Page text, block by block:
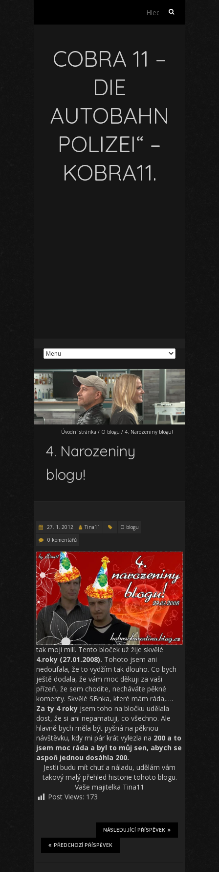
Vyhledávání
COBRA 11 –
DIE
AUTOBAHN
POLIZEI“ –
KOBRA11.
Úvodní stránka / O blogu / 4. Narozeniny blogu!
4. Narozeniny
blogu!
27. 1. 2012 Tina11
O blogu
0 komentářů
tak moji milí. Tento bloček už žije skvělé
4.roky (27.01.2008). Tohoto jsem ani
nedoufala, že to vydžím tak dlouho. Co bych
ještě dodala, že vám moc děkuji za vaši
přízeň, že sem chodíte, necháváte pěkné
komenty. Skvělé SBnka, které mám ráda,….
Za ty 4 roky jsem toho na bločku udělala
dost, že si ani nepamatuji, co všechno. Ale
hlavně bych měla být pyšná na pěknou
návštěvku, kdy mi pár krát vylezla na 200 a to
jsem moc ráda a byl to můj sen, abych se
aspoň jednou dosáhla 200.
Jestli budu mít chuť a náladu, udělám vám
takový malý přehled historie tohoto blogu.
Vaše majitelka Tina11
Post Views: 173
NÁSLEDUJÍCÍ PŘÍSPĚVEK
PŘEDCHOZÍ PŘÍSPĚVEK